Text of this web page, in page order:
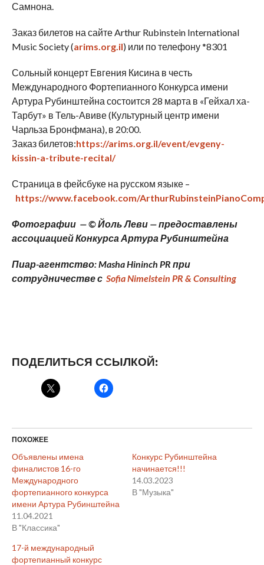
Самнона.
Заказ билетов на сайте Arthur Rubinstein International
Music Society (arims.org.il) или по телефону *8301
Сольный концерт Евгения Кисина в честь
Международного Фортепианного Конкурса имени
Артура Рубинштейна состоится 28 марта в «Гейхал ха-
Тарбут» в Тель-Авиве (Культурный центр имени
Чарльза Бронфмана), в 20:00.
Заказ билетов:https://arims.org.il/event/evgeny-
kissin-a-tribute-recital/
Страница в фейсбуке на русском языке –
https://www.facebook.com/
Фотографии — © Йоль Леви — предоставлены
ассоциацией Конкурса Артура Рубинштейна
Пиар-агентство: Masha Hininch PR при
сотрудничестве с Sofia Nimelstein PR & Consulting
ПОДЕЛИТЬСЯ ССЫЛКОЙ:
ПОХОЖЕЕ
Объявлены имена
финалистов 16-го
Международного
фортепианного конкурса
имени Артура Рубинштейна
11.04.2021
В "Классика"
Конкурс Рубинштейна
начинается!!!
14.03.2023
В "Музыка"
17-й международный
фортепианный конкурс